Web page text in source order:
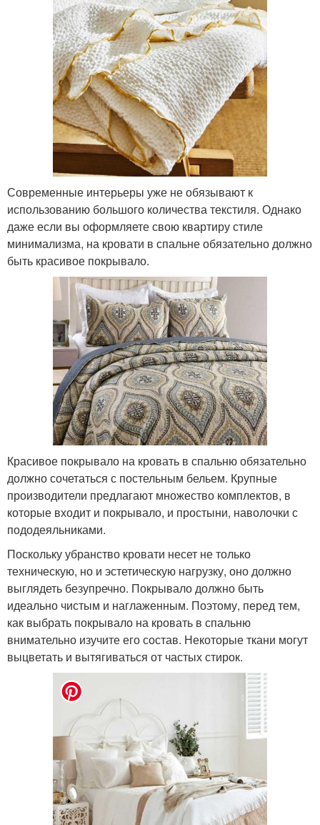
Современные интерьеры уже не обязывают к
использованию большого количества текстиля. Однако
даже если вы оформляете свою квартиру стиле
минимализма, на кровати в спальне обязательно должно
быть красивое покрывало.
Красивое покрывало на кровать в спальню обязательно
должно сочетаться с постельным бельем. Крупные
производители предлагают множество комплектов, в
которые входит и покрывало, и простыни, наволочки с
пододеяльниками.
Поскольку убранство кровати несет не только
техническую, но и эстетическую нагрузку, оно должно
выглядеть безупречно. Покрывало должно быть
идеально чистым и наглаженным. Поэтому, перед тем,
как выбрать покрывало на кровать в спальню
внимательно изучите его состав. Некоторые ткани могут
выцветать и вытягиваться от частых стирок.